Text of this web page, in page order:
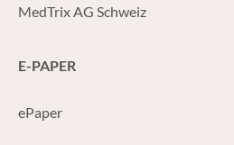
MedTrix AG Schweiz
E-PAPER
ePaper